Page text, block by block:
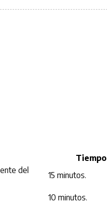
Tiempo
del
15 minutos.
10 minutos.